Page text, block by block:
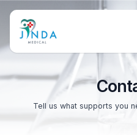
Tell us what supports you